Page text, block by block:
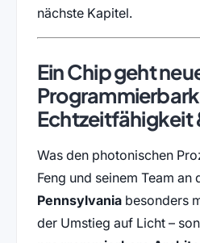
nächste Kapitel.
Ein Chip geht
Echtzeitfähigkeit
Was den photonischen
Feng und seinem Team an
Pennsylvaniabesonders
der Umstieg auf Licht –